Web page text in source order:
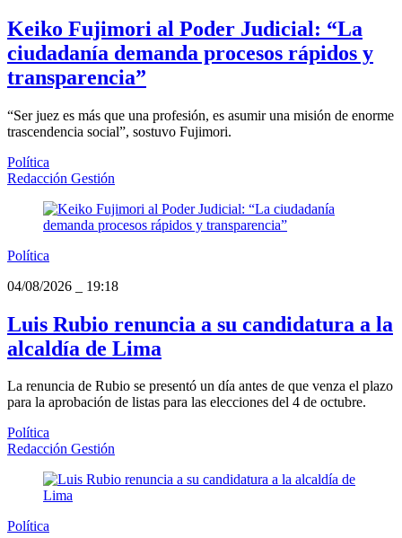
Keiko Fujimori al Poder Judicial: “La
ciudadanía demanda procesos rápidos y
transparencia”
“Ser juez es más que una profesión, es asumir una misión de enorme
trascendencia social”, sostuvo Fujimori.
Política
Redacción Gestión
Política
04/08/2026
19:18
Luis Rubio renuncia a su candidatura a la
alcaldía de Lima
La renuncia de Rubio se presentó un día antes de que venza el plazo
para la aprobación de listas para las elecciones del 4 de octubre.
Política
Redacción Gestión
Política